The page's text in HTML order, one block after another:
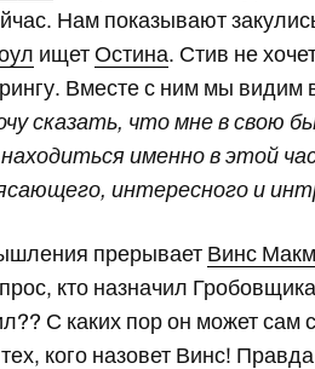
Нам показывают
ищетОстина. Стив не
Вместе с ним мы видим
сказать, что мне в свою
именно в этой
интересного и
прерывает Винс
кто назначил
С каких пор он может сам
кого назовет Винс!